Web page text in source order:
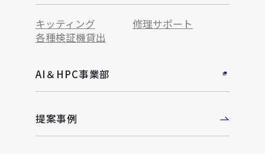
キッティング
修理サポート
各種検証機貸出
AI＆HPC事業部
提案事例